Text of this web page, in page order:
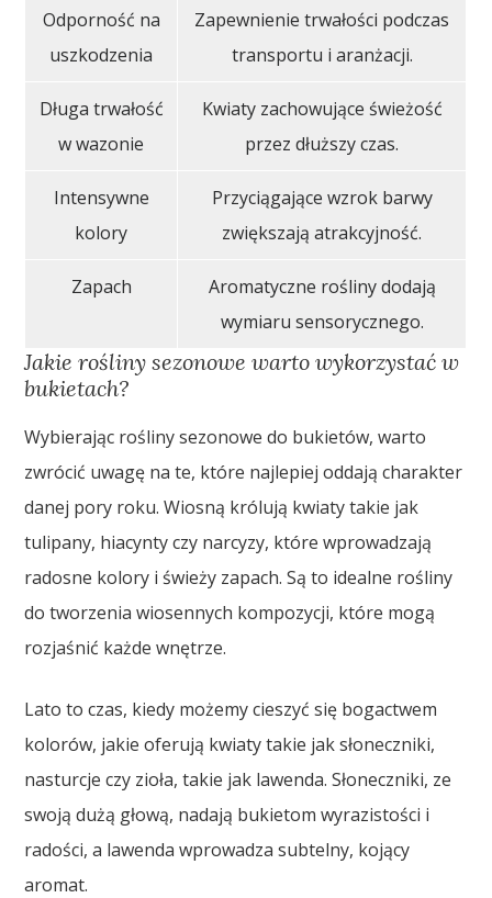
Odporność na
uszkodzenia
Zapewnienie trwałości podczas
transportu i aranżacji.
Długa trwałość
w wazonie
Kwiaty zachowujące świeżość
przez dłuższy czas.
Intensywne
kolory
Przyciągające wzrok barwy
zwiększają atrakcyjność.
Zapach
Aromatyczne rośliny dodają
wymiaru sensorycznego.
Jakie rośliny sezonowe warto wykorzystać w
bukietach?
Wybierając rośliny sezonowe do bukietów, warto
zwrócić uwagę na te, które najlepiej oddają charakter
danej pory roku. Wiosną królują kwiaty takie jak
tulipany, hiacynty czy narcyzy, które wprowadzają
radosne kolory i świeży zapach. Są to idealne rośliny
do tworzenia wiosennych kompozycji, które mogą
rozjaśnić każde wnętrze.
Lato to czas, kiedy możemy cieszyć się bogactwem
kolorów, jakie oferują kwiaty takie jak słoneczniki,
nasturcje czy zioła, takie jak lawenda. Słoneczniki, ze
swoją dużą głową, nadają bukietom wyrazistości i
radości, a lawenda wprowadza subtelny, kojący
aromat.